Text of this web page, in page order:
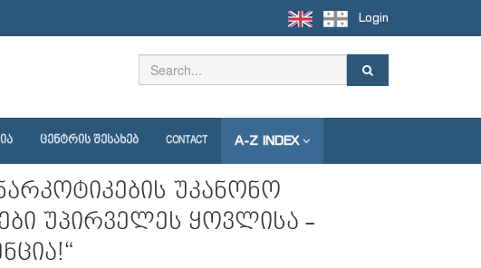
Login
ᲪᲔᲜᲢᲠᲘᲡ ᲨᲔᲡᲐᲮᲔᲑ CONTACT A-Z INDEX
უკანონო
უპირველეს ყოვლისა -